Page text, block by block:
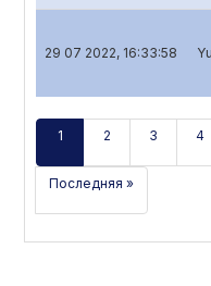
29 07 2022, 16:33:58
1 2 3 4
Последняя »